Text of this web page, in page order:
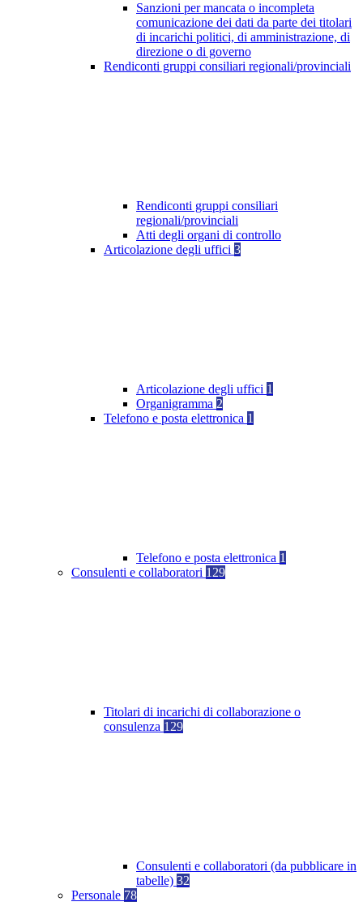
Sanzioni per mancata o incompleta
comunicazione dei dati da parte dei titolari
di incarichi politici, di amministrazione, di
direzione o di governo
Rendiconti gruppi consiliari regionali/provinciali
Rendiconti gruppi consiliari
regionali/provinciali
Atti degli organi di controllo
Articolazione degli uffici 3
Articolazione degli uffici 1
Organigramma 2
Telefono e posta elettronica 1
Telefono e posta elettronica 1
Consulenti e collaboratori 129
Titolari di incarichi di collaborazione o
consulenza 129
Consulenti e collaboratori (da pubblicare in
tabelle) 32
Personale 78